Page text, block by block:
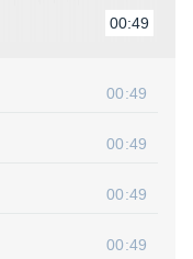
00:49
00:49
00:49
00:49
00:49